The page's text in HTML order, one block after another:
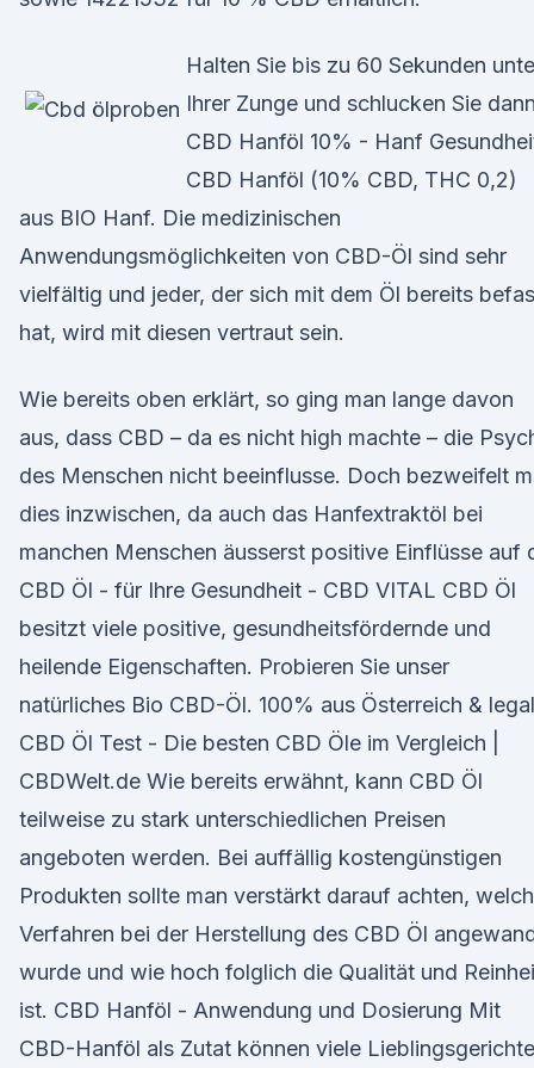
Halten Sie bis zu 60 Sekunden
Ihrer Zunge und schlucken Sie
CBD Hanföl 10% - Hanf
CBD Hanföl (10% CBD, THC 0,2)
aus BIO Hanf. Die medizinischen
Anwendungsmöglichkeiten von CBD-Öl sind sehr
vielfältig und jeder, der sich mit dem Öl bereits
hat, wird mit diesen vertraut sein.
Wie bereits oben erklärt, so ging man lange davon
aus, dass CBD – da es nicht high machte – die
des Menschen nicht beeinflusse. Doch bezweifelt
dies inzwischen, da auch das Hanfextraktöl bei
manchen Menschen äusserst positive Einflüsse auf
CBD Öl - für Ihre Gesundheit - CBD VITAL CBD Öl
besitzt viele positive, gesundheitsfördernde und
heilende Eigenschaften. Probieren Sie unser
natürliches Bio CBD-Öl. 100% aus Österreich &
CBD Öl Test - Die besten CBD Öle im Vergleich |
CBDWelt.de Wie bereits erwähnt, kann CBD Öl
teilweise zu stark unterschiedlichen Preisen
angeboten werden. Bei auffällig kostengünstigen
Produkten sollte man verstärkt darauf achten,
Verfahren bei der Herstellung des CBD Öl
wurde und wie hoch folglich die Qualität und
ist. CBD Hanföl - Anwendung und Dosierung Mit
CBD-Hanföl als Zutat können viele Lieblingsgerichte